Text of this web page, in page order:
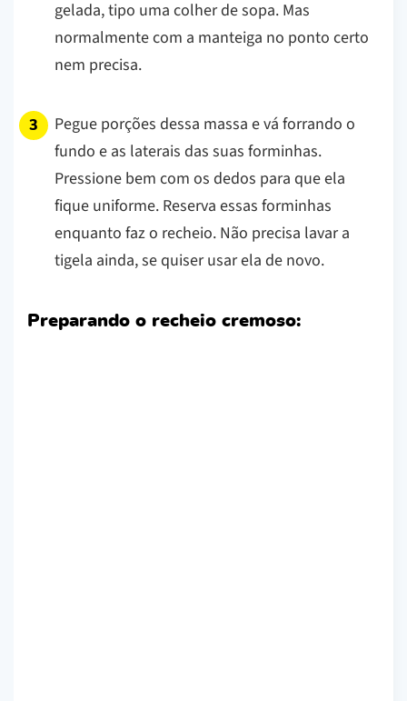
gelada, tipo uma colher de sopa. Mas
normalmente com a manteiga no ponto certo
nem precisa.
Pegue porções dessa massa e vá forrando o
fundo e as laterais das suas forminhas.
Pressione bem com os dedos para que ela
fique uniforme. Reserva essas forminhas
enquanto faz o recheio. Não precisa lavar a
tigela ainda, se quiser usar ela de novo.
Preparando o recheio cremoso: